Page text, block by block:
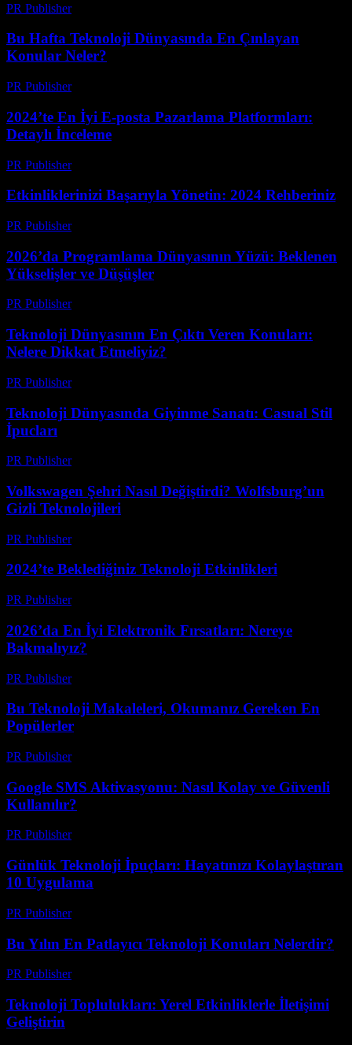
PR Publisher-
Bu Hafta Teknoloji Dünyasında En Çınlayan
Konular Neler?
PR Publisher-
2024’te En İyi E-posta Pazarlama Platformları:
Detaylı İnceleme
PR Publisher-
Etkinliklerinizi Başarıyla Yönetin: 2024 Rehberiniz
PR Publisher-
2026’da Programlama Dünyasının Yüzü: Beklenen
Yükselişler ve Düşüşler
PR Publisher-
Teknoloji Dünyasının En Çıktı Veren Konuları:
Nelere Dikkat Etmeliyiz?
PR Publisher-
Teknoloji Dünyasında Giyinme Sanatı: Casual Stil
İpucları
PR Publisher-
Volkswagen Şehri Nasıl Değiştirdi? Wolfsburg’un
Gizli Teknolojileri
PR Publisher-
2024’te Beklediğiniz Teknoloji Etkinlikleri
PR Publisher-
2026’da En İyi Elektronik Fırsatları: Nereye
Bakmalıyız?
PR Publisher-
Bu Teknoloji Makaleleri, Okumanız Gereken En
Popülerler
PR Publisher-
Google SMS Aktivasyonu: Nasıl Kolay ve Güvenli
Kullanılır?
PR Publisher-
Günlük Teknoloji İpuçları: Hayatınızı Kolaylaştıran
10 Uygulama
PR Publisher-
Bu Yılın En Patlayıcı Teknoloji Konuları Nelerdir?
PR Publisher-
Teknoloji Toplulukları: Yerel Etkinliklerle İletişimi
Geliştirin